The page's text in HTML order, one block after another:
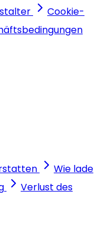
Cookie-
Wie lade
Verlust des